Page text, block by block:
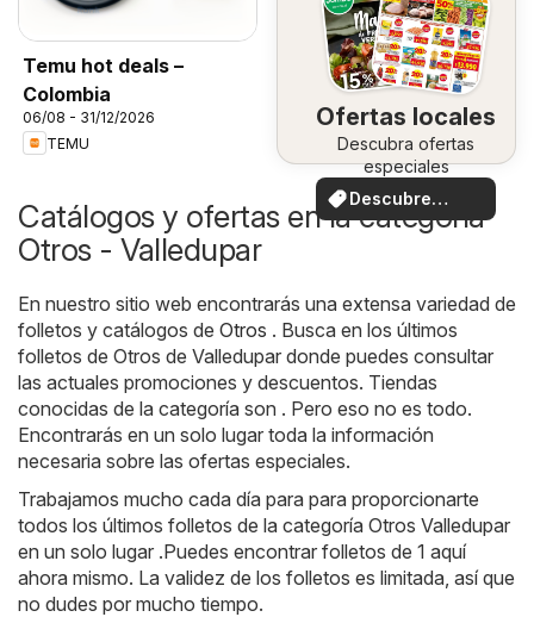
Temu hot deals –
Colombia
06/08 - 31/12/2026
TEMU
Ofertas locales
Descubra ofertas
especiales
Descubre
ofertas
Catálogos y ofertas en la categoría
Otros - Valledupar
En nuestro sitio web encontrarás una extensa variedad de
folletos y catálogos de Otros . Busca en los últimos
folletos de Otros de Valledupar donde puedes consultar
las actuales promociones y descuentos. Tiendas
conocidas de la categoría son . Pero eso no es todo.
Encontrarás en un solo lugar toda la información
necesaria sobre las ofertas especiales.
Trabajamos mucho cada día para para proporcionarte
todos los últimos folletos de la categoría Otros Valledupar
en un solo lugar .Puedes encontrar folletos de 1 aquí
ahora mismo. La validez de los folletos es limitada, así que
no dudes por mucho tiempo.